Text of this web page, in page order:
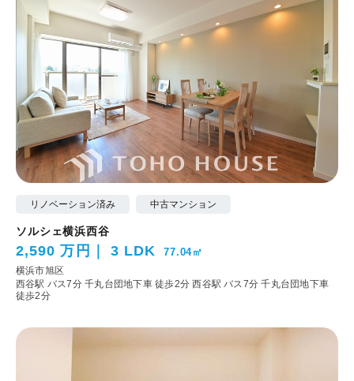
リノベーション済み 中古マンション
ソルシェ横浜西谷
2,590 万円 3 LDK 77.04㎡
横浜市旭区
西谷駅 バス7分 千丸台団地下車 徒歩2分西谷駅 バス7分 千丸台団地下車
徒歩2分